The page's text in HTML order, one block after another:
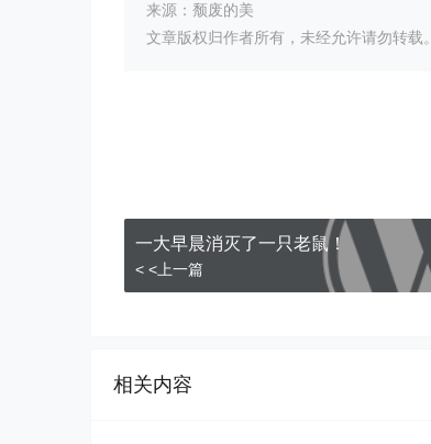
来源：颓废的美
文章版权归作者所有，未经允许请勿转载。
一大早晨消灭了一只老鼠！
< <上一篇
相关内容